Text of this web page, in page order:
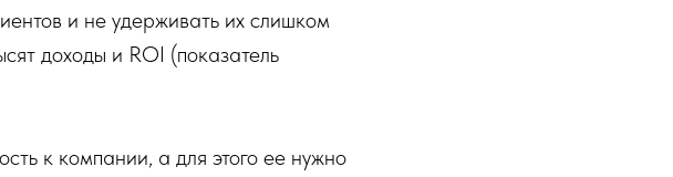
и не удерживать их слишком
доходы и ROI (показатель
к компании, а для этого ее нужно